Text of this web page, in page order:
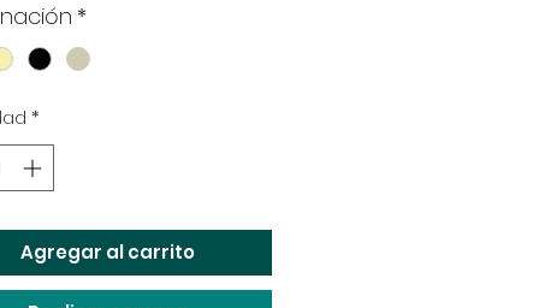
*
*
Agregar al carrito